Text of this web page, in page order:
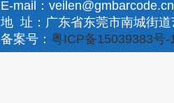
E-mail：veilen@gmbarcode.cn
地 址：广东省东莞市南城街
备案号： 粤ICP备15039383号-